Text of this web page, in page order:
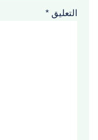
التعليق *